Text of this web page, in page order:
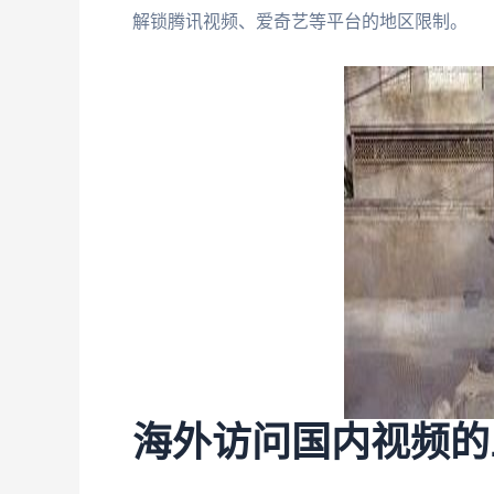
解锁腾讯视频、爱奇艺等平台的地区限制。
海外访问国内视频